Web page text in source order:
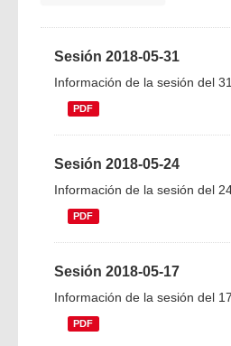
Sesión 2018-05-31
Información de la sesión del
PDF
Sesión 2018-05-24
Información de la sesión del
PDF
Sesión 2018-05-17
Información de la sesión del
PDF